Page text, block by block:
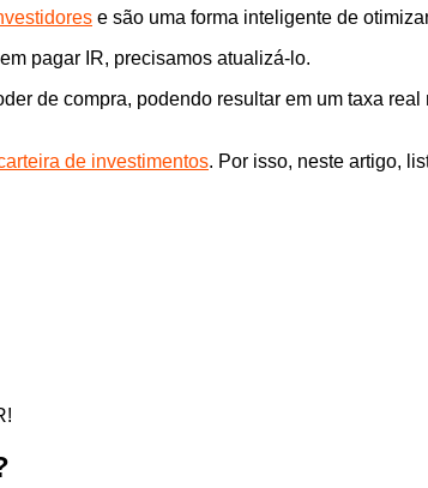
e são uma forma inteligente de
pagar IR, precisamos atualizá-lo.
de compra, podendo resultar em um taxa
de investimentos. Por isso, neste artigo,